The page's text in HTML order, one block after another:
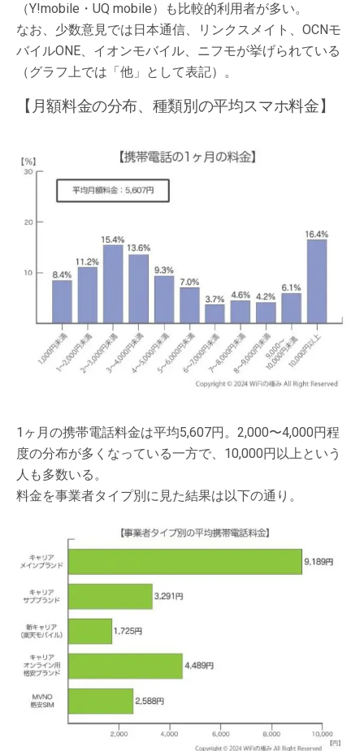
（Y!mobile・UQ mobile）も比較的利用者が多い。
なお、少数意見では日本通信、リンクスメイト、OCNモ
バイルONE、イオンモバイル、ニフモが挙げられている
（グラフ上では「他」として表記）。
【月額料金の分布、種類別の平均スマホ料金】
1ヶ月の携帯電話料金は平均5,607円。2,000〜4,000円程
度の分布が多くなっている一方で、10,000円以上という
人も多数いる。
料金を事業者タイプ別に見た結果は以下の通り。